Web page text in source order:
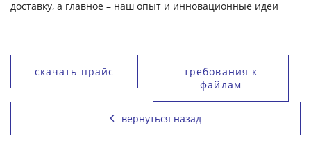
доставку, а главное – наш опыт и инновационные идеи
скачать прайс
требования к
файлам
вернуться назад